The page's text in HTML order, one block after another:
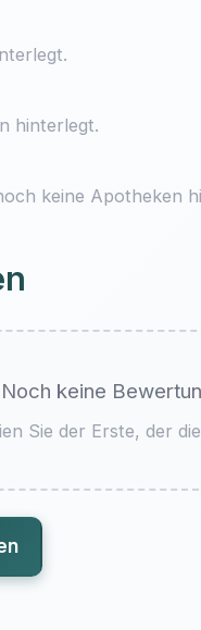
hinterlegt.
keine Apotheken
Noch keine
Sie der Erste, der